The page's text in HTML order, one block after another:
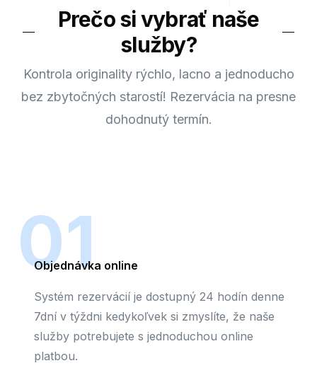
Prečo si vybrať naše
služby?
Kontrola originality rýchlo, lacno a jednoducho
bez zbytočných starostí! Rezervácia na presne
dohodnutý termín.
01
Objednávka online
Systém rezervácií je dostupný 24 hodín denne
7dní v týždni kedykoľvek si zmyslíte, že naše
služby potrebujete s jednoduchou online
platbou.